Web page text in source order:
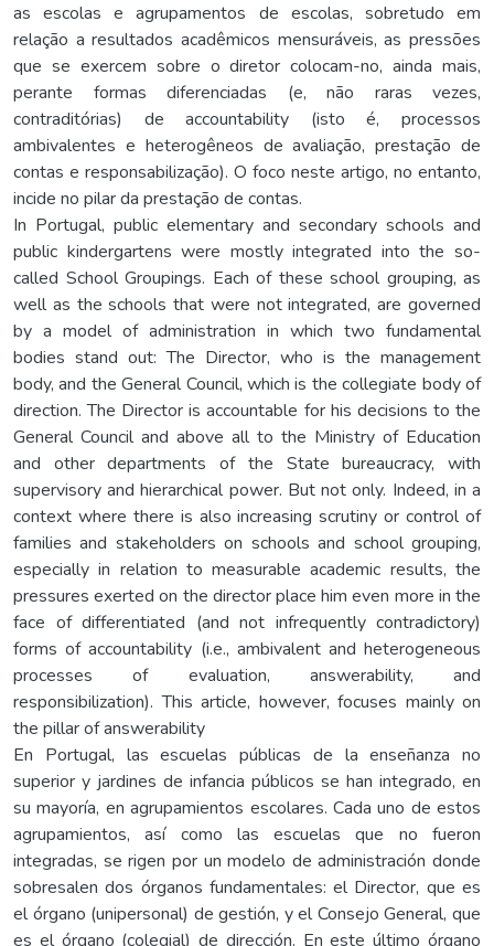
as escolas e agrupamentos de escolas, sobretudo em
relação a resultados acadêmicos mensuráveis, as pressões
que se exercem sobre o diretor colocam-no, ainda mais,
perante formas diferenciadas (e, não raras vezes,
contraditórias) de accountability (isto é, processos
ambivalentes e heterogêneos de avaliação, prestação de
contas e responsabilização). O foco neste artigo, no entanto,
incide no pilar da prestação de contas.
In Portugal, public elementary and secondary schools and
public kindergartens were mostly integrated into the so-
called School Groupings. Each of these school grouping, as
well as the schools that were not integrated, are governed
by a model of administration in which two fundamental
bodies stand out: The Director, who is the management
body, and the General Council, which is the collegiate body of
direction. The Director is accountable for his decisions to the
General Council and above all to the Ministry of Education
and other departments of the State bureaucracy, with
supervisory and hierarchical power. But not only. Indeed, in a
context where there is also increasing scrutiny or control of
families and stakeholders on schools and school grouping,
especially in relation to measurable academic results, the
pressures exerted on the director place him even more in the
face of differentiated (and not infrequently contradictory)
forms of accountability (i.e., ambivalent and heterogeneous
processes of evaluation, answerability, and
responsibilization). This article, however, focuses mainly on
the pillar of answerability
En Portugal, las escuelas públicas de la enseñanza no
superior y jardines de infancia públicos se han integrado, en
su mayoría, en agrupamientos escolares. Cada uno de estos
agrupamientos, así como las escuelas que no fueron
integradas, se rigen por un modelo de administración donde
sobresalen dos órganos fundamentales: el Director, que es
el órgano (unipersonal) de gestión, y el Consejo General, que
es el órgano (colegial) de dirección. En este último órgano